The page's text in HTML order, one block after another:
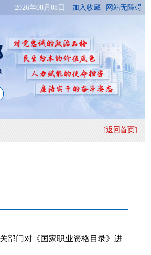
[返回首页]
部门对《国家职业资格目录》进